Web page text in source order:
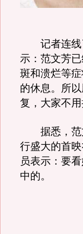
记者连线
示：范文芳
斑和溃烂等
的休息。所
复，大家不用
据悉，范
行盛大的首
员表示：要
中的。